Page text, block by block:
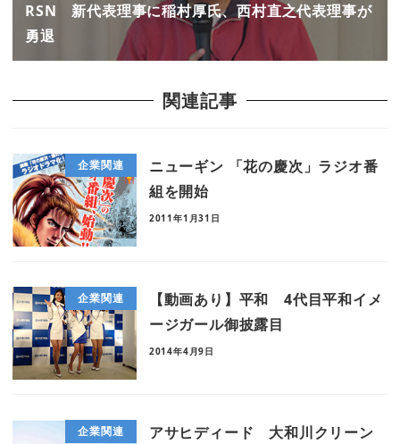
RSN 新代表理事に稲村厚氏、西村直之代表理事が
勇退
関連記事
企業関連
ニューギン 「花の慶次」ラジオ番
組を開始
2011年1月31日
企業関連
【動画あり】平和 4代目平和イメ
ージガール御披露目
2014年4月9日
企業関連
アサヒディード 大和川クリーン